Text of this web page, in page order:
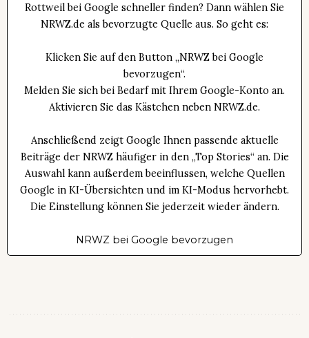
Rottweil bei Google schneller finden? Dann wählen Sie
NRWZ.de als bevorzugte Quelle aus. So geht es:
Klicken Sie auf den Button „NRWZ bei Google
bevorzugen“.
Melden Sie sich bei Bedarf mit Ihrem Google-Konto an.
Aktivieren Sie das Kästchen neben NRWZ.de.
Anschließend zeigt Google Ihnen passende aktuelle
Beiträge der NRWZ häufiger in den „Top Stories“ an. Die
Auswahl kann außerdem beeinflussen, welche Quellen
Google in KI-Übersichten und im KI-Modus hervorhebt.
Die Einstellung können Sie jederzeit wieder ändern.
NRWZ bei Google bevorzugen